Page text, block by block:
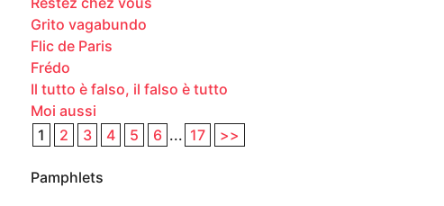
Grito vagabundo
Flic de Paris
Frédo
Il tutto è falso, il falso è tutto
Moi aussi
1
2 3 4 5 6 ... 17 >>
Pamphlets